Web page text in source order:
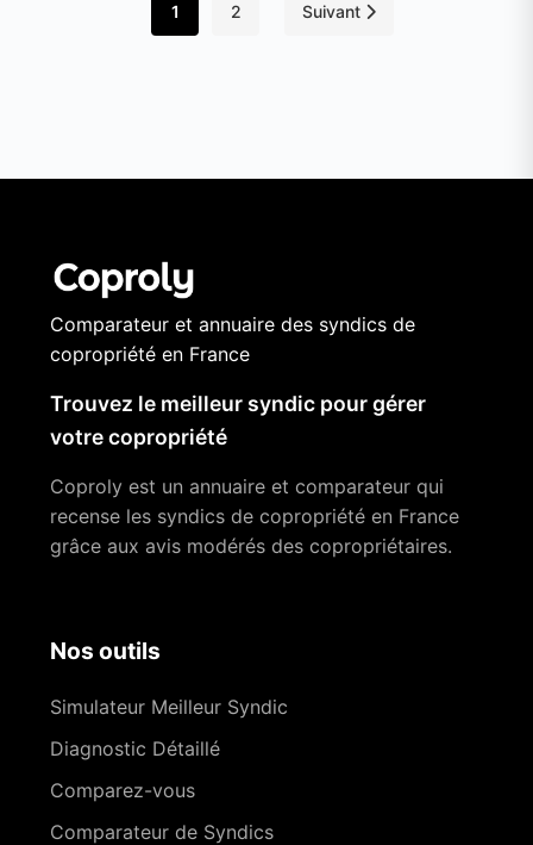
1 2 Suivant
Comparateur et annuaire des syndics de
copropriété en France
Trouvez le meilleur syndic pour gérer
votre copropriété
Coproly est un annuaire et comparateur qui
recense les syndics de copropriété en France
grâce aux avis modérés des copropriétaires.
Nos outils
Simulateur Meilleur Syndic
Diagnostic Détaillé
Comparez-vous
Comparateur de Syndics